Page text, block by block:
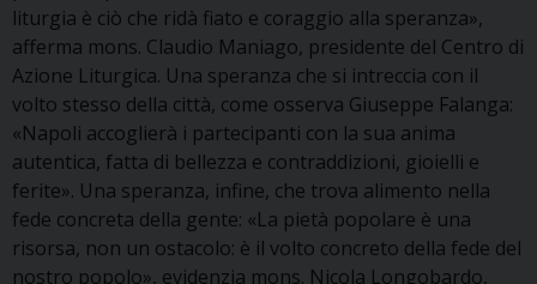
liturgia è ciò che ridà fiato e coraggio alla speranza»,
afferma mons. Claudio Maniago, presidente del Centro di
Azione Liturgica. Una speranza che si intreccia con il
volto stesso della città, come osserva Giuseppe Falanga:
«Napoli accoglierà i partecipanti con la sua anima
autentica, fatta di bellezza e contraddizioni, gioielli e
ferite». Una speranza, infine, che trova alimento nella
fede concreta della gente: «La pietà popolare è una
risorsa, non un ostacolo: è il volto concreto della fede del
nostro popolo», evidenzia mons. Nicola Longobardo,